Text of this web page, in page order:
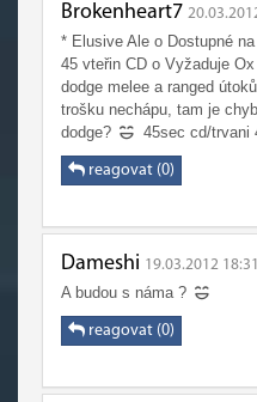
Brokenheart7
* Elusive Ale o Dostupné
45 vteřin CD o Vyžaduje
dodge melee a ranged
trošku nechápu, tam je
dodge?
45sec cd/trvani
reagovat (0)
Dameshi 19.03.2012 18:31
A budou s náma ?
reagovat (0)